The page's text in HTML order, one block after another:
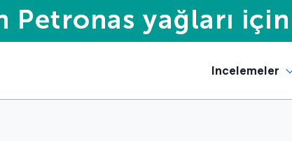
Incelemeler